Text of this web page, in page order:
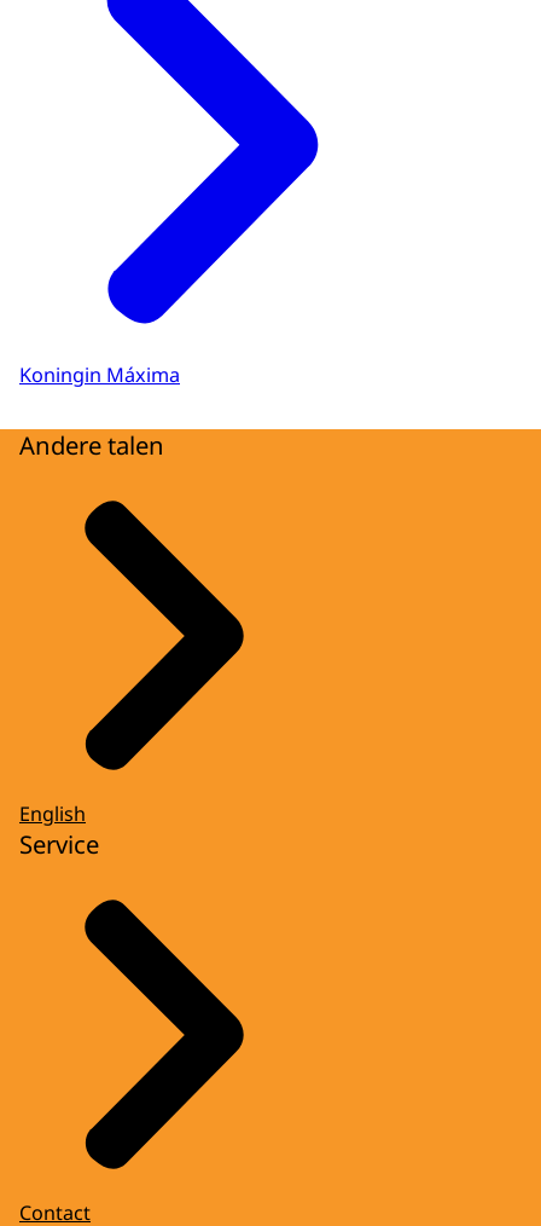
Koningin Máxima
Andere talen
English
Service
Contact